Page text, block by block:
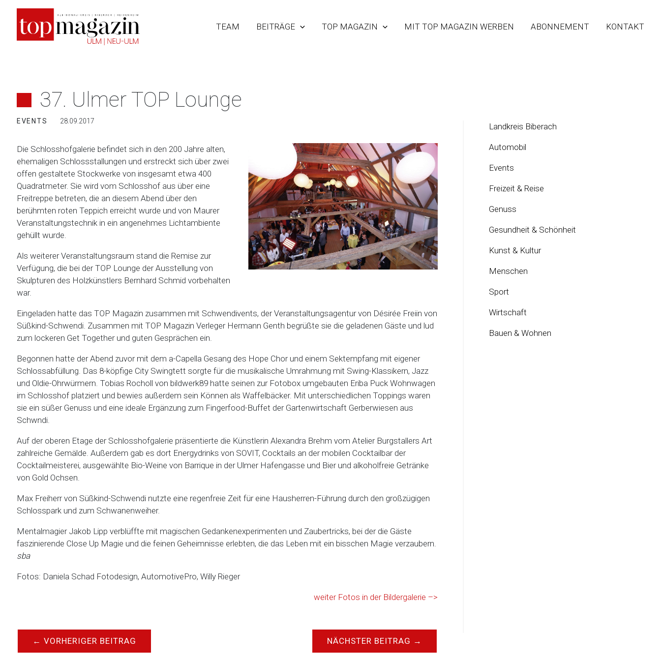
springen
TEAM BEITRÄGE TOP MAGAZIN MIT TOP MAGAZIN WERBEN ABONNEMENT KONTAKT
37. Ulmer TOP Lounge
EVENTS 28.09.2017
Die Schlosshofgalerie befindet sich in den 200 Jahre alten,
ehemaligen Schlossstallungen und erstreckt sich über zwei
offen gestaltete Stockwerke von insgesamt etwa 400
Quadratmeter. Sie wird vom Schlosshof aus über eine
Freitreppe betreten, die an diesem Abend über den
berühmten roten Teppich erreicht wurde und von Maurer
Veranstaltungstechnik in ein angenehmes Lichtambiente
gehüllt wurde.
Als weiterer Veranstaltungsraum stand die Remise zur
Verfügung, die bei der TOP Lounge der Ausstellung von
Skulpturen des Holzkünstlers Bernhard Schmid vorbehalten
war.
Eingeladen hatte das TOP Magazin zusammen mit Schwendivents, der Veranstaltungsagentur von Désirée Freiin von
Süßkind-Schwendi. Zusammen mit TOP Magazin Verleger Hermann Genth begrüßte sie die geladenen Gäste und lud
zum lockeren Get Together und guten Gesprächen ein.
Begonnen hatte der Abend zuvor mit dem a-Capella Gesang des Hope Chor und einem Sektempfang mit eigener
Schlossabfüllung. Das 8-köpfige City Swingtett sorgte für die musikalische Umrahmung mit Swing-Klassikern, Jazz
und Oldie-Ohrwürmern. Tobias Rocholl von bildwerk89 hatte seinen zur Fotobox umgebauten Eriba Puck Wohnwagen
im Schlosshof platziert und bewies außerdem sein Können als Waffelbäcker. Mit unterschiedlichen Toppings waren
sie ein süßer Genuss und eine ideale Ergänzung zum Fingerfood-Buffet der Gartenwirtschaft Gerberwiesen aus
Schwndi.
Auf der oberen Etage der Schlosshofgalerie präsentierte die Künstlerin Alexandra Brehm vom Atelier Burgstallers Art
zahlreiche Gemälde. Außerdem gab es dort Energydrinks von SOVIT, Cocktails an der mobilen Cocktailbar der
Cocktailmeisterei, ausgewählte Bio-Weine von Barrique in der Ulmer Hafengasse und Bier und alkoholfreie Getränke
von Gold Ochsen.
Max Freiherr von Süßkind-Schwendi nutzte eine regenfreie Zeit für eine Hausherren-Führung durch den großzügigen
Schlosspark und zum Schwanenweiher.
Mentalmagier Jakob Lipp verblüffte mit magischen Gedankenexperimenten und Zaubertricks, bei der die Gäste
faszinierende Close Up Magie und die feinen Geheimnisse erlebten, die das Leben mit ein bisschen Magie verzaubern.
sba
Fotos: Daniela Schad Fotodesign, AutomotivePro, Willy Rieger
weiter Fotos in der Bildergalerie –>
← VORHERIGER BEITRAG NÄCHSTER BEITRAG →
Landkreis Biberach
Automobil
Events
Freizeit & Reise
Genuss
Gesundheit & Schönheit
Kunst & Kultur
Menschen
Sport
Wirtschaft
Bauen & Wohnen